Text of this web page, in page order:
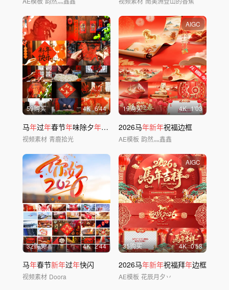
59购买 4K 6'44
马年过年春节年味除夕年夜饭团聚新年氛围
视频素材 青鹿拾光
AIGC
19购买 4K 1'03
2026马年新年祝福边框
AE模板 韵然灬鑫鑫
32购买 4K 2'44
马年春节新年过年快闪
视频素材 Doora
AIGC
35购买 4K 0'58
2026马年新年祝福拜年边框
AE模板 花辰月夕丷